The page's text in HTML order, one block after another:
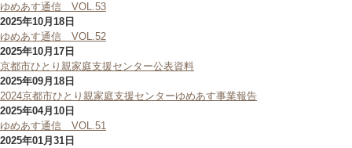
ゆめあす通信 VOL.53
2025年10月18日
ゆめあす通信 VOL.52
2025年10月17日
京都市ひとり親家庭支援センター公表資料
2025年09月18日
2024京都市ひとり親家庭支援センターゆめあす事業報告
2025年04月10日
ゆめあす通信 VOL.51
2025年01月31日